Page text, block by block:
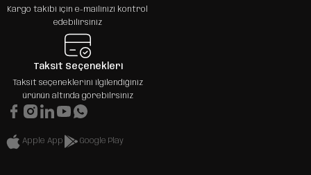
Kargo takibi için e-mailinizi kontrol
edebilirsiniz
Taksit Seçenekleri
Taksit seçeneklerini ilgilendiğiniz
ürünün altında görebilrsiniz
Apple App Google Play